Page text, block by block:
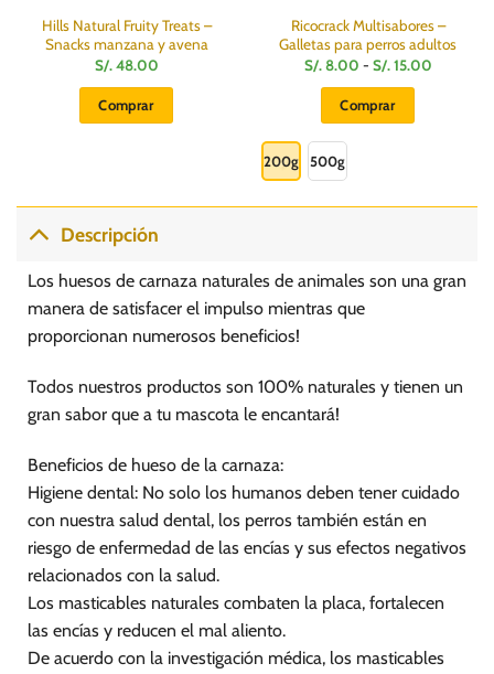
Hills Natural Fruity Treats –
Snacks manzana y avena
S/.48.00
Comprar
Ricocrack Multisabores –
Galletas para perros adultos
S/.8.00 - S/.15.00Rango
Comprar
múltiples
la
200g 500g
Descripción
Los huesos de carnaza naturales de animales son una gran
manera de satisfacer el impulso mientras que
proporcionan numerosos beneficios!
Todos nuestros productos son 100% naturales y tienen un
gran sabor que a tu mascota le encantará!
Beneficios de hueso de la carnaza:
Higiene dental: No solo los humanos deben tener cuidado
con nuestra salud dental, los perros también están en
riesgo de enfermedad de las encías y sus efectos negativos
relacionados con la salud.
Los masticables naturales combaten la placa, fortalecen
las encías y reducen el mal aliento.
De acuerdo con la investigación médica, los masticables